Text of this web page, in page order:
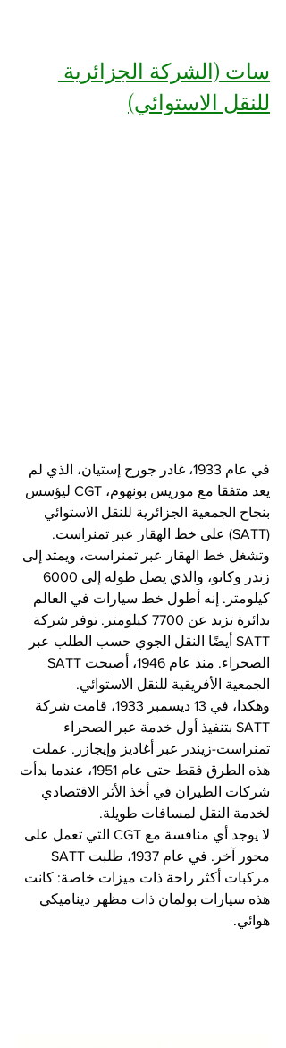
سات (الشركة الجزائرية
للنقل الاستوائي)
في عام 1933، غادر جورج إستيان، الذي لم
يعد متفقا مع موريس بونهوم، CGT ليؤسس
بنجاح الجمعية الجزائرية للنقل الاستوائي
(SATT) على خط الهقار عبر تمنراست.
وتشغل خط الهقار عبر تمنراست، ويمتد إلى
كيلومتر. إنه أطول خط سيارات في العالم
بدائرة تزيد عن 7700 كيلومتر. توفر شركة
SATT أيضًا النقل الجوي حسب الطلب عبر
الجمعية الأفريقية للنقل الاستوائي.
وهكذا، في 13 ديسمبر 1933، قامت شركة
SATT بتنفيذ أول خدمة عبر الصحراء
تمنراست-زيندر عبر أغاديز وإيجازر. عملت
هذه الطرق فقط حتى عام 1951، عندما بدأت
شركات الطيران في أخذ الأثر الاقتصادي
لخدمة النقل لمسافات طويلة.
لا يوجد أي منافسة مع CGT التي تعمل على
مركبات أكثر راحة ذات ميزات خاصة: كانت
هذه سيارات بولمان ذات مظهر ديناميكي
هوائي.